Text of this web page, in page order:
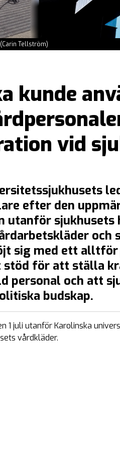
Tellström)
kunde
vid
efter den
utanför sjukhusets
och
sig med ett
för att ställa
personal och att
budskap.
1 juli utanför Karolinska
vårdkläder.